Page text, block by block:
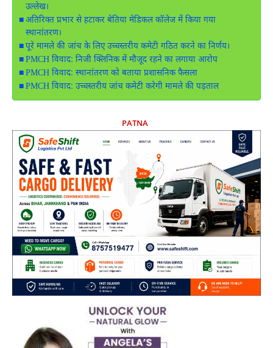
उल्लेख।
अतिरिक्त प्रभार से हटाकर बेतिया मेडिकल कॉलेज में किया गया
स्थानांतरण।
पूरे मामले की जांच के लिए उच्चस्तरीय कमेटी गठित करने का निर्णय।
PMCH विवाद: निजी क्लिनिक में मौजूद रहने का लगाया आरोप
PMCH विवाद: स्थानांतरण को बताया प्रशासनिक फैसला
PMCH विवाद: उच्चस्तरीय जांच कमेटी करेगी मामले की पड़ताल
PATNA